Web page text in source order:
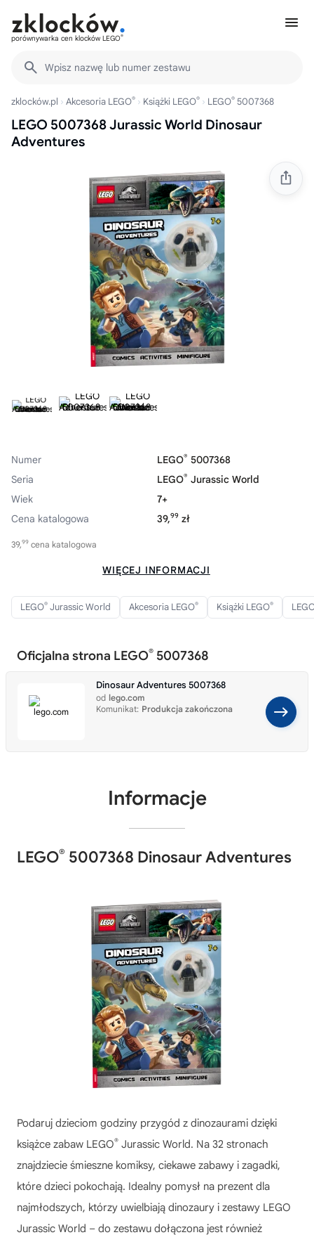
porównywarka cen klocków LEGO®
Wpisz nazwę lub numer zestawu
zklocków.pl Akcesoria LEGO® Książki LEGO® LEGO® 5007368
LEGO 5007368 Jurassic World Dinosaur
Adventures
Numer LEGO® 5007368
Seria
LEGO® Jurassic World
Wiek
7+
Cena katalogowa
39,99 zł
39,99 cena katalogowa
WIĘCEJ INFORMACJI
LEGO® Jurassic World Akcesoria LEGO® Książki LEGO®
Oficjalna strona LEGO® 5007368
Dinosaur Adventures 5007368
od lego.com
Komunikat: Produkcja zakończona
Informacje
LEGO® 5007368 Dinosaur Adventures
Podaruj dzieciom godziny przygód z dinozaurami dzięki
książce zabaw LEGO® Jurassic World. Na 32 stronach
znajdziecie śmieszne komiksy, ciekawe zabawy i zagadki,
które dzieci pokochają. Idealny pomysł na prezent dla
najmłodszych, którzy uwielbiają dinozaury i zestawy LEGO
Jurassic World – do zestawu dołączona jest również